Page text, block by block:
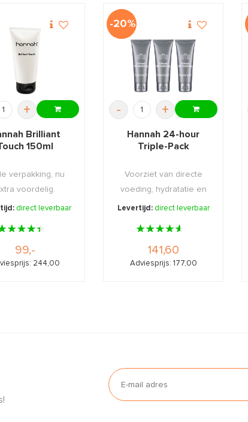
+
Brilliant
150ml
verpakking, nu
voordelig.
direct leverbaar
99,-
244,00
-20%
- +
Hannah 24-hour
Triple-Pack
Voorziet van directe
voeding, hydratatie en
bescherming.
Levertijd: direct leverbaar
141,60
Adviesprijs: 177,00